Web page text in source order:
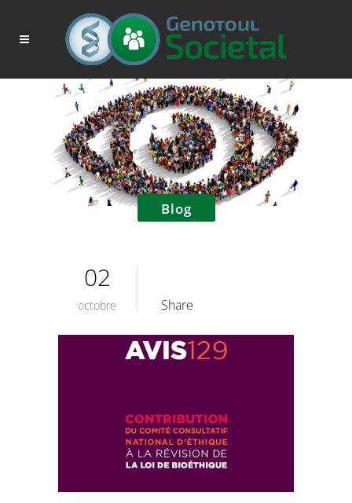
Blog
02
octobre Share